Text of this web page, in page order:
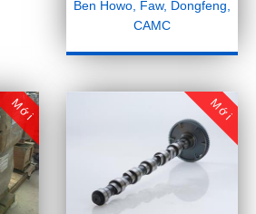
Ben Howo, Faw, Dongfeng,
CAMC
Mới Mới